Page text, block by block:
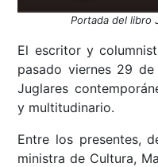
Portada del libro
El escritor y
pasado viernes 29
Juglares
y multitudinario.
Entre los presentes,
ministra de Cultura,